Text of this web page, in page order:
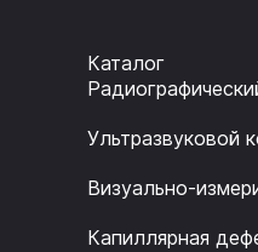
Каталог
Ультразвуковой
Визуально-
Капиллярная